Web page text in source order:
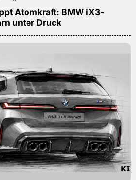
Atomkraft: BMW iX3-
unter Druck